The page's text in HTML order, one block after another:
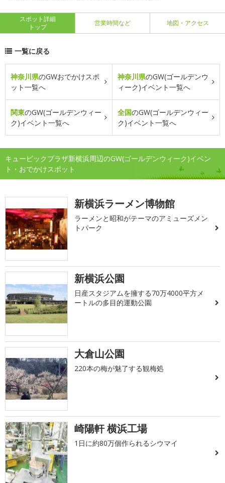
スポット詳細
トップ
営業時間など 地図・アクセス
一覧に戻る
神奈川県のGWおでかけスポ
ット一覧へ
神奈川県のGW(ゴールデンウ
ィーク)イベント一覧へ
関東のGW(ゴールデンウィー
ク)イベント一覧へ
全国のGW(ゴールデンウィー
ク)イベント一覧へ
キュービックプラザ新横浜周辺のGW(ゴールデンウィーク)イベン
ト・おでかけスポット
新横浜ラーメン博物館
ラーメンと昭和がテーマのアミューズメン
トパーク
新横浜公園
日産スタジアムを擁する70万4000平方メ
ートルの多目的運動公園
大倉山公園
220本の梅が魅了する観梅処
崎陽軒 横浜工場
1日に約80万個作られるシウマイ